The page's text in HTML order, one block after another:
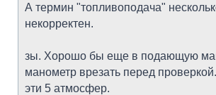
А термин "топливоподача"
некорректен.
зы. Хорошо бы еще в подающую
манометр врезать перед
эти 5 атмосфер.